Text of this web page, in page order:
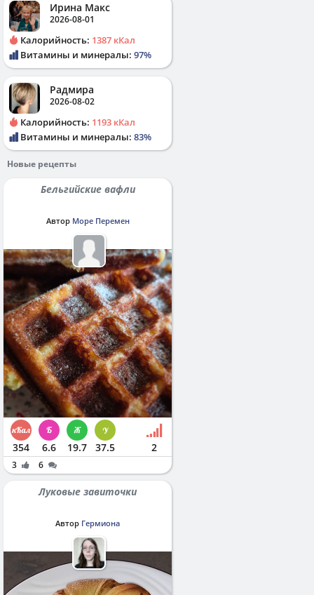
Ирина Макс
2026-08-01
Калорийность: 1387 кКал
Витамины и минералы: 97%
Радмира
2026-08-02
Калорийность: 1193 кКал
Витамины и минералы: 83%
Новые рецепты
Бельгийские вафли
Автор Море Перемен
354 6.6 19.7 37.5 2
3 6
Луковые завиточки
Автор Гермиона